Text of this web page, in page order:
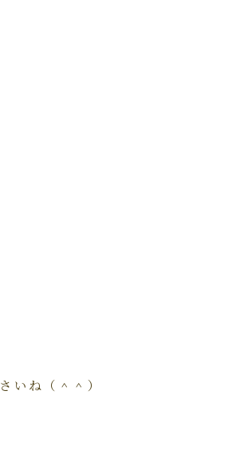
いね（＾＾）